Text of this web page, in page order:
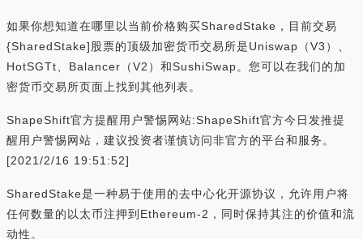
如果你想知道在哪里以当前价格购买SharedStake，目前交易
{SharedStake]股票的顶级加密货币交易所是Uniswap（V3）、
HotSGTt、Balancer（V2）和SushiSwap。您可以在我们的加
密货币交易所页面上找到其他列表。
ShapeShift官方提醒用户警惕网站:ShapeShift官方今日发推提
醒用户警惕网站，建议投资者谨慎访问非官方的平台和服务。
[2021/2/16 19:51:52]
SharedStake是一种易于使用的去中心化开源协议，允许用户将
任何数量的以太币注押到Ethereum-2，同时保持其注的价值和流
动性。